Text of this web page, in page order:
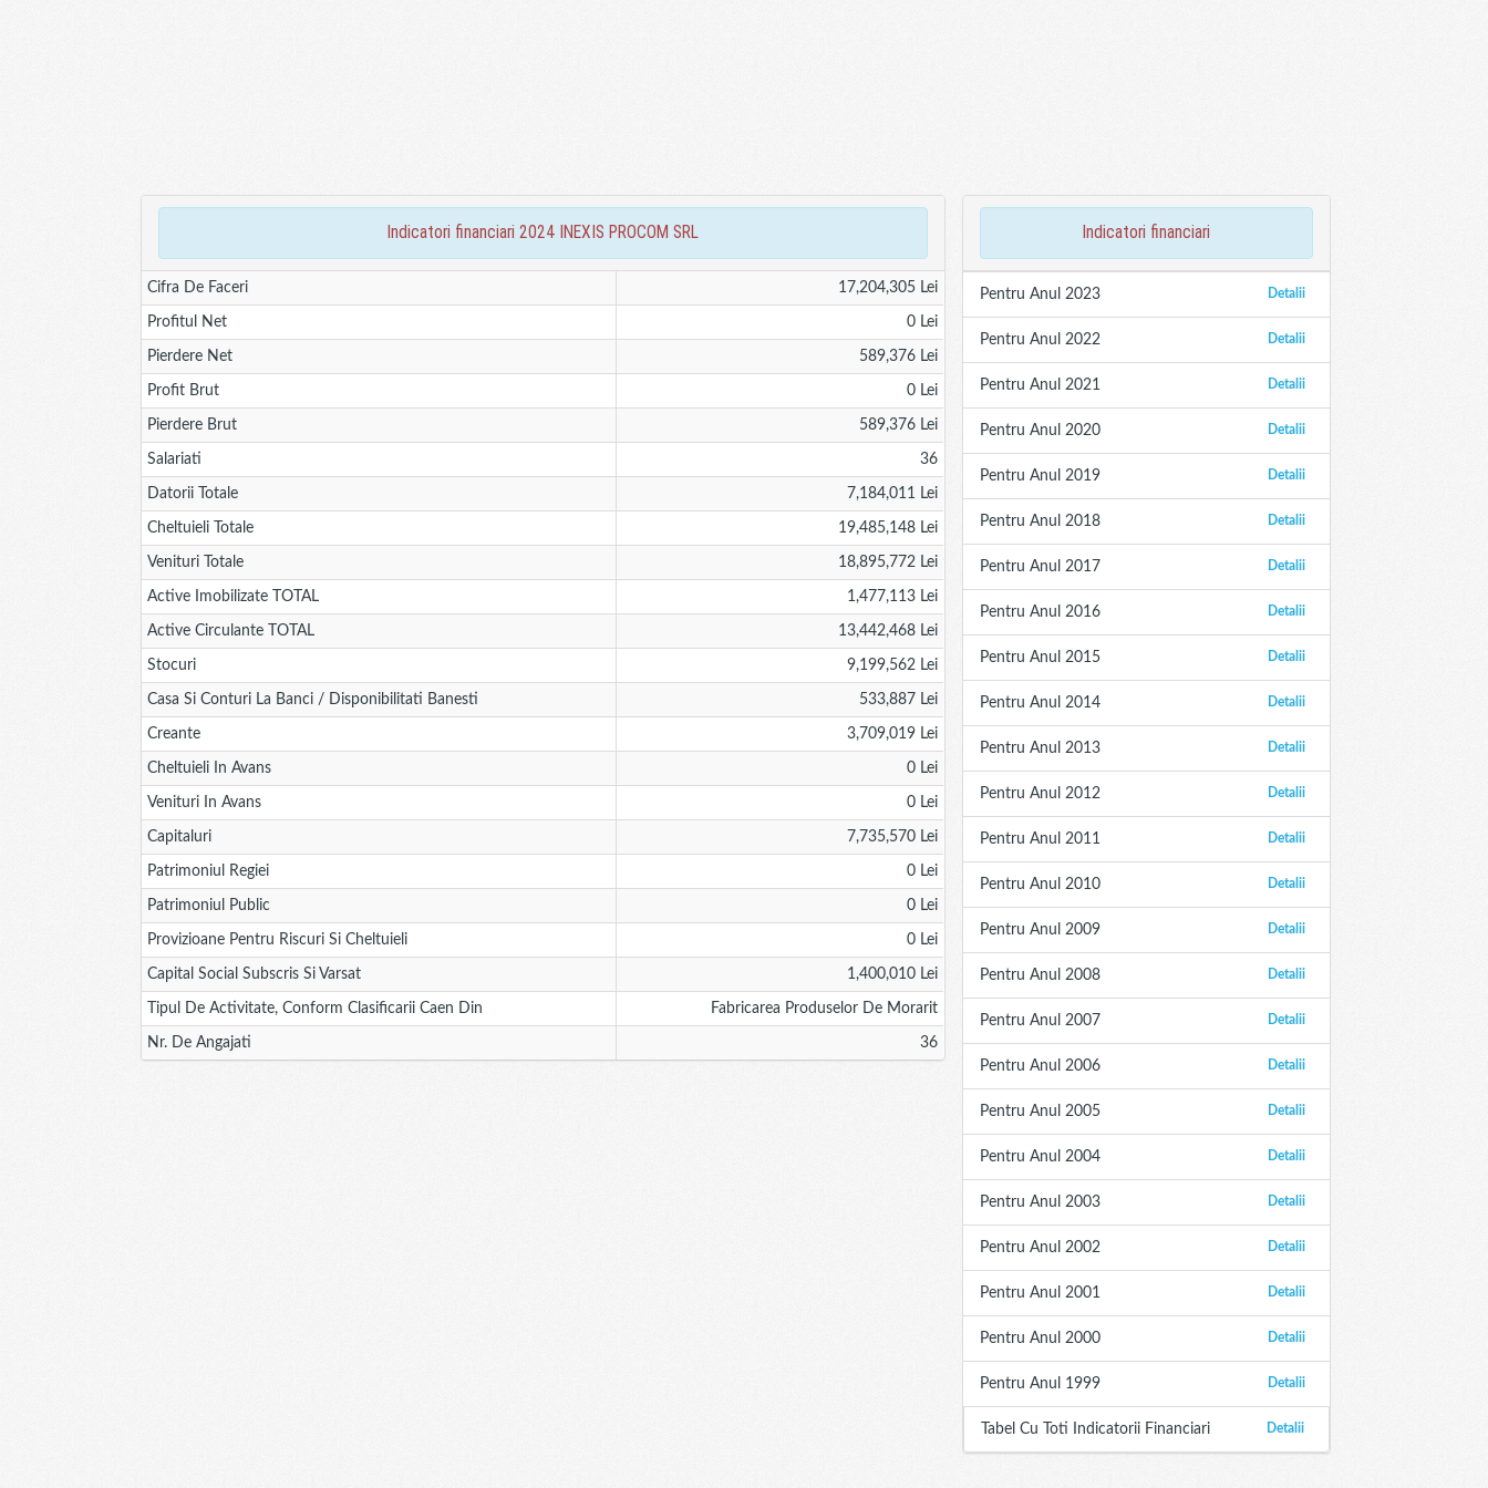
indicatori financiari 2024 INEXIS PROCOM SRL
Cifra De Faceri 17,204,305 Lei
Profitul Net 0 Lei
Pierdere Net 589,376 Lei
Profit Brut 0 Lei
Pierdere Brut 589,376 Lei
Salariati 36
Datorii Totale 7,184,011 Lei
Cheltuieli Totale 19,485,148 Lei
Venituri Totale 18,895,772 Lei
Active Imobilizate TOTAL 1,477,113 Lei
Active Circulante TOTAL 13,442,468 Lei
Stocuri 9,199,562 Lei
Casa Si Conturi La Banci / Disponibilitati Banesti 533,887 Lei
Creante 3,709,019 Lei
Cheltuieli In Avans 0 Lei
Venituri In Avans 0 Lei
Capitaluri 7,735,570 Lei
Patrimoniul Regiei 0 Lei
Patrimoniul Public 0 Lei
Provizioane Pentru Riscuri Si Cheltuieli 0 Lei
Capital Social Subscris Si Varsat 1,400,010 Lei
Tipul De Activitate, Conform Clasificarii Caen Din Fabricarea Produselor De Morarit
Nr. De Angajati 36
indicatori financiari
Detalii
Pentru Anul 2023
Detalii
Pentru Anul 2022
Detalii
Pentru Anul 2021
Detalii
Pentru Anul 2020
Detalii
Pentru Anul 2019
Detalii
Pentru Anul 2018
Detalii
Pentru Anul 2017
Detalii
Pentru Anul 2016
Detalii
Pentru Anul 2015
Detalii
Pentru Anul 2014
Detalii
Pentru Anul 2013
Detalii
Pentru Anul 2012
Detalii
Pentru Anul 2011
Detalii
Pentru Anul 2010
Detalii
Pentru Anul 2009
Detalii
Pentru Anul 2008
Detalii
Pentru Anul 2007
Detalii
Pentru Anul 2006
Detalii
Pentru Anul 2005
Detalii
Pentru Anul 2004
Detalii
Pentru Anul 2003
Detalii
Pentru Anul 2002
Detalii
Pentru Anul 2001
Detalii
Pentru Anul 2000
Detalii
Pentru Anul 1999
Detalii
Tabel Cu Toti Indicatorii Financiari